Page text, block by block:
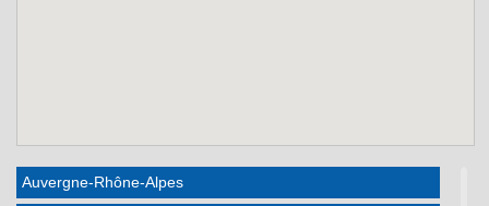
Auvergne-Rhône-Alpes